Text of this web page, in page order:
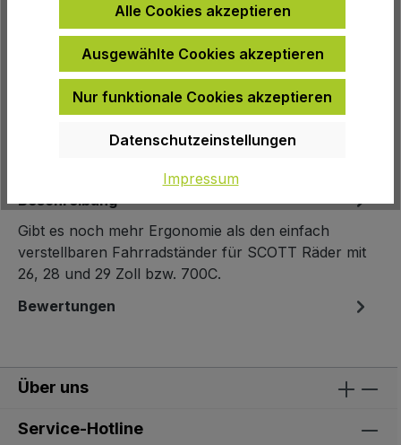
Zur Wunschliste hinzufügen
Produktnummer:200532
7613152584385
Beschreibung
Gibt es noch mehr Ergonomie als den einfach
verstellbaren Fahrradständer für SCOTT Räder mit
26, 28 und 29 Zoll bzw. 700C.
Bewertungen
Über uns
Service-Hotline
Alle Cookies akzeptieren
Ausgewählte Cookies akzeptieren
Nur funktionale Cookies akzeptieren
Datenschutzeinstellungen
Impressum